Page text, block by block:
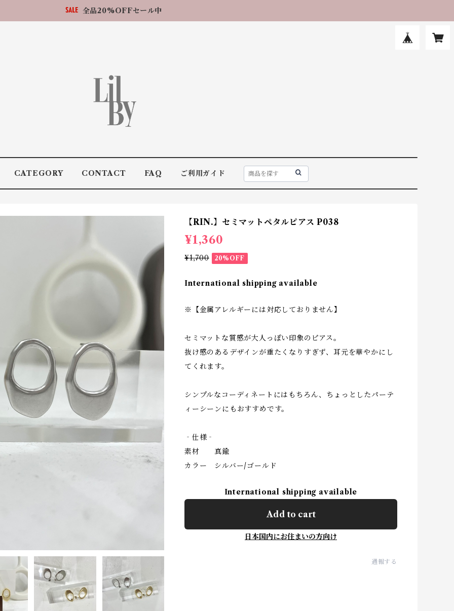
全品20%OFFセール中
CATEGORY CONTACT FAQ ご利用ガイド
【RIN.】セミマットペタルピアス P038
¥1,360
¥1,700 20%OFF
International shipping available
※【金属アレルギーには対応しておりません】
セミマットな質感が大人っぽい印象のピアス。
抜け感のあるデザインが重たくなりすぎず、耳元を華やかにし
てくれます。
シンプルなコーディネートにはもちろん、ちょっとしたパーテ
ィーシーンにもおすすめです。
‐仕様‐
素材 真鍮
カラー シルバー/ゴールド
International shipping available
Add to cart
日本国内にお住まいの方向け
通報する